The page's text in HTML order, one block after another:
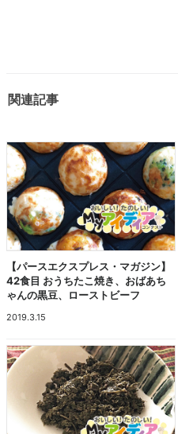
関連記事
【パースエクスプレス・マガジン】
42食目 おうちたこ焼き、おばあち
ゃんの黒豆、ローストビーフ
2019.3.15